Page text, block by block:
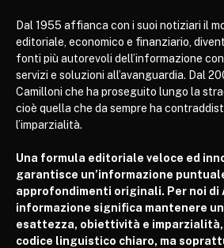
Dal 1955 affianca con i suoi notiziari il
editoriale, economico e finanziario,
fonti più autorevoli dell’informazione
servizi e soluzioni all’avanguardia. Dal
Camilloni che ha proseguito lungo la
cioè quella che da sempre ha
l’imparzialità.
Una formula editoriale veloce ed
garantisce un’informazione
approfondimenti originali. Per noi di
informazione significa mantenere
esattezza, obiettività e
codice linguistico chiaro, ma